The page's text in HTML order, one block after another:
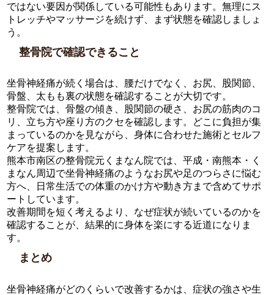
ではない要因が関係している可能性もあります。無理にス
トレッチやマッサージを続けず、まず状態を確認しましょ
う。
整骨院で確認できること
坐骨神経痛が続く場合は、腰だけでなく、お尻、股関節、
骨盤、太もも裏の状態を確認することが大切です。
整骨院では、骨盤の傾き、股関節の硬さ、お尻の筋肉のコ
リ、立ち方や座り方のクセを確認します。どこに負担が集
まっているのかを見ながら、身体に合わせた施術とセルフ
ケアを提案します。
熊本市南区の整骨院元くまなん院では、平成・南熊本・く
まなん周辺で坐骨神経痛のようなお尻や足のつらさに悩む
方へ、日常生活での体重のかけ方や動き方まで含めてサポ
ートしています。
改善期間を短く考えるより、なぜ症状が続いているのかを
確認することが、結果的に身体を楽にする近道になりま
す。
まとめ
坐骨神経痛がどのくらいで改善するかは、症状の強さや生